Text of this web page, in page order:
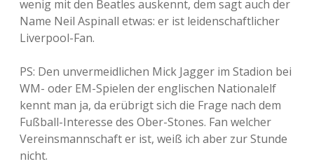
wenig mit den Beatles auskennt, dem sagt auch der
Name Neil Aspinall etwas: er ist leidenschaftlicher
Liverpool-Fan.
PS: Den unvermeidlichen Mick Jagger im Stadion bei
WM- oder EM-Spielen der englischen Nationalelf
kennt man ja, da erübrigt sich die Frage nach dem
Fußball-Interesse des Ober-Stones. Fan welcher
Vereinsmannschaft er ist, weiß ich aber zur Stunde
nicht.